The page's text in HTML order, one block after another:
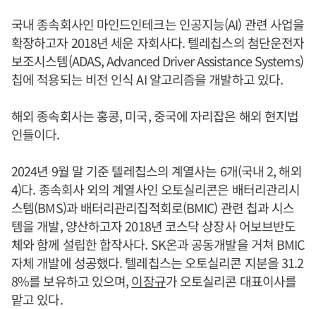
국내 종속회사인 마인드인테크는 인공지능(AI) 관련 사업을
확장하고자 2018년 세운 자회사다. 텔레칩스의 첨단운전자
보조시스템(ADAS, Advanced Driver Assistance Systems)
칩에 적용되는 비전 인식 AI 알고리즘을 개발하고 있다.
해외 종속회사는 홍콩, 미국, 중국에 자리잡은 해외 현지법
인들이다.
2024년 9월 말 기준 텔레칩스의 계열사는 6개(국내 2, 해외
4)다. 종속회사 외의 계열사인 오토실리콘은 배터리관리시
스템(BMS)과 배터리관리집적회로(BMIC) 관련 칩과 시스
템을 개발, 양산하고자 2018년 코스닥 상장사 어보브반도
체와 함께 설립한 합작사다. SK온과 공동개발을 거쳐 BMIC
자체 개발에 성공했다. 텔레칩스는 오토실리콘 지분을 31.2
8%를 보유하고 있으며,이장규가 오토실리콘 대표이사를
맡고 있다.